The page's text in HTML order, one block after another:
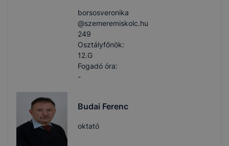
borsosveronika​
@szemeremiskolc.hu
249
Osztályfőnök:
12.G
Fogadó óra:
-
Budai Ferenc
oktató